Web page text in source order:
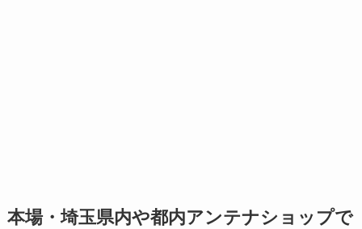
本場・埼玉県内や都内アンテナショップで